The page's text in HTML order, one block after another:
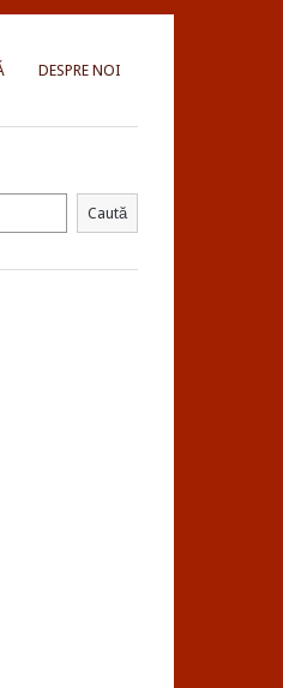
DESPRE NOI
Caută